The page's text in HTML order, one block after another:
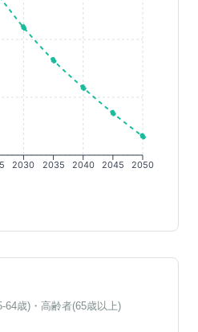
2030 2035 2040 2045 2050
64歳)・高齢者(65歳以上)